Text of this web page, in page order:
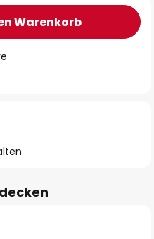
Warenkorb